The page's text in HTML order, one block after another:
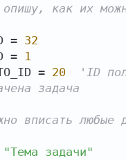
как их
=
32
=
1
=
20
'ID
задача
вписать любые
"Тема задачи"